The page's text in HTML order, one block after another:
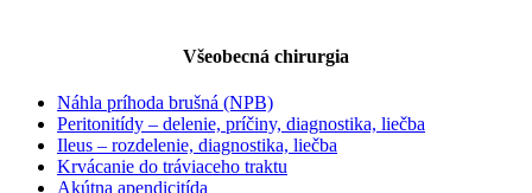
Všeobecná chirurgia
Náhla príhoda brušná (NPB)
Peritonitídy – delenie, príčiny, diagnostika, liečba
Ileus – rozdelenie, diagnostika, liečba
Krvácanie do tráviaceho traktu
Akútna apendicitída